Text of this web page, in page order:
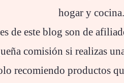
hogar y cocina.
de este blog son de
comisión si realizas
recomiendo productos